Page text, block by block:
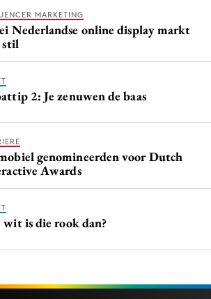
MARKETING
Nederlandse online display markt
2: Je zenuwen de baas
genomineerden voor Dutch
Awards
wit is die rook dan?